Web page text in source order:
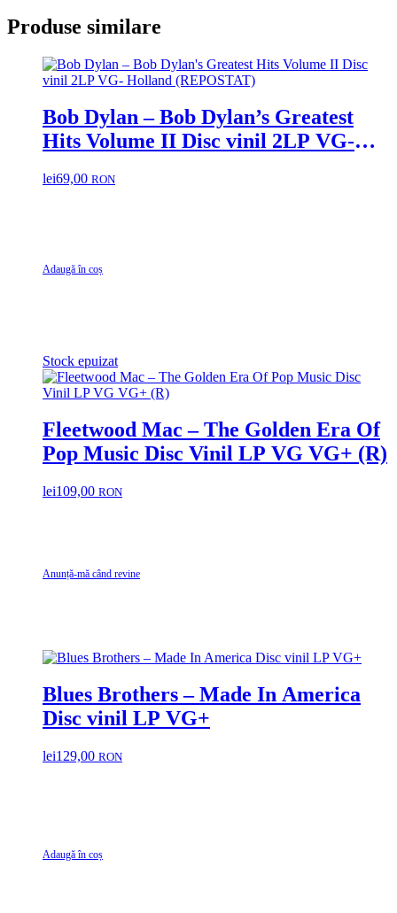
Produse similare
Bob Dylan – Bob Dylan’s Greatest
Hits Volume II Disc vinil 2LP VG-
lei69,00 RON
Adaugă în coș
Stock epuizat
Fleetwood Mac – The Golden Era Of
Pop Music Disc Vinil LP VG VG+ (R)
lei109,00 RON
Anunță-mă când revine
Blues Brothers – Made In America
Disc vinil LP VG+
lei129,00 RON
Adaugă în coș